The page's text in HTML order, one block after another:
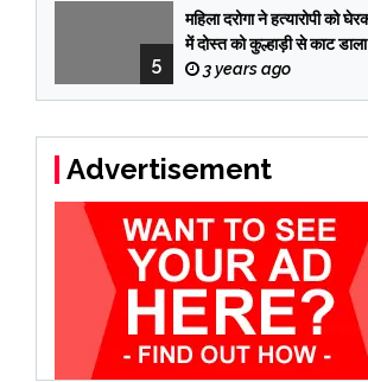
5
महिला दरोगा ने हत्यारोपी को
में दोस्त को कुल्हाड़ी से काट
बनाकर 12 दिन छुपा रहा
3 years ago
Advertisement